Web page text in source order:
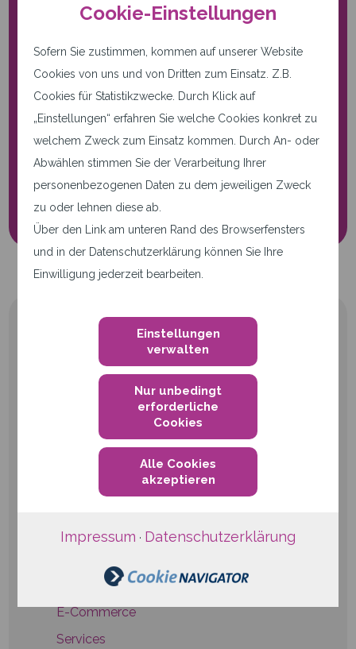
Cookie-Einstellungen
Sofern Sie zustimmen, kommen auf unserer Website
Cookies von uns und von Dritten zum Einsatz. Z.B.
Cookies für Statistikzwecke. Durch Klick auf
„Einstellungen“ erfahren Sie welche Cookies konkret zu
welchem Zweck zum Einsatz kommen. Durch An- oder
Abwählen stimmen Sie der Verarbeitung Ihrer
personenbezogenen Daten zu dem jeweiligen Zweck
zu oder lehnen diese ab.
Über den Link am unteren Rand des Browserfensters
und in der Datenschutzerklärung können Sie Ihre
Einwilligung jederzeit bearbeiten.
Einstellungen
verwalten
Nur unbedingt
erforderliche
Cookies
Alle Cookies
akzeptieren
Impressum · Datenschutzerklärung
Nur notwendige Cookies.
Diese Seite verwendet nur
notwendige Cookies.
Cookie-Einstellungen
qwertiko GmbH
Waldstraße 41-43
76133 Karlsruhe
Telefon
+49 721 6624999-0
Platform-as-a-Service
E-Commerce
Services